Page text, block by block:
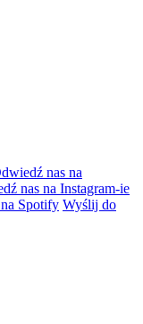
nas na
nas na Instagram-ie
Spotify Wyślij do